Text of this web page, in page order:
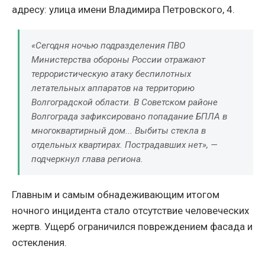
адресу: улица имени Владимира Петровского, 4.
«Сегодня ночью подразделения ПВО
Министерства обороны России отражают
террористическую атаку беспилотных
летательных аппаратов на территорию
Волгоградской области. В Советском районе
Волгограда зафиксировано попадание БПЛА в
многоквартирный дом... Выбиты стекла в
отдельных квартирах. Пострадавших нет», —
подчеркнул глава региона.
Главным и самым обнадеживающим итогом
ночного инцидента стало отсутствие человеческих
жертв. Ущерб ограничился повреждением фасада и
остекления.